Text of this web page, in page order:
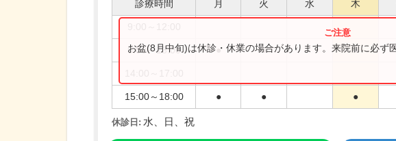
診療時間 月 火 水 木
9:00～13:00 ● ● ●
15:00～18:00 ● ● ●
お盆(8月中旬)は休診・休業の場合があります。来院前に必ず
休診日: 水、日、祝